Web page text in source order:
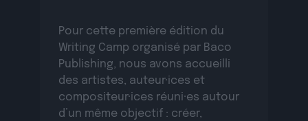
Pour cette première édition du
Writing Camp organisé par Baco
Publishing, nous avons accueilli
des artistes, auteur·ices et
compositeur·ices réuni·es autour
d’un même objectif : créer,